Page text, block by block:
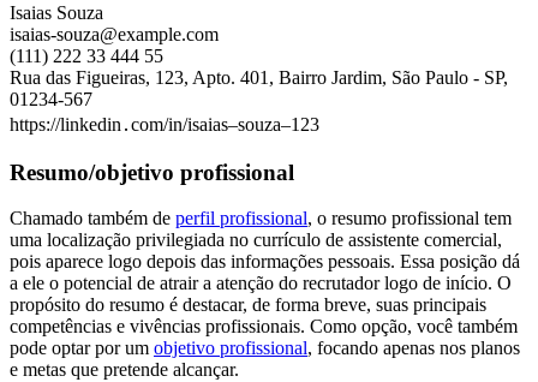
Isaias Souza
isaias-souza@example.com
(111) 222 33 444 55
Rua das Figueiras, 123, Apto. 401, Bairro Jardim, São Paulo - SP,
01234-567
https://linkedin․com/in/isaias–souza–123
Resumo/objetivo profissional
Chamado também de perfil profissional, o resumo profissional tem
uma localização privilegiada no currículo de assistente comercial,
pois aparece logo depois das informações pessoais. Essa posição dá
a ele o potencial de atrair a atenção do recrutador logo de início. O
propósito do resumo é destacar, de forma breve, suas principais
competências e vivências profissionais. Como opção, você também
pode optar por um objetivo profissional, focando apenas nos planos
e metas que pretende alcançar.